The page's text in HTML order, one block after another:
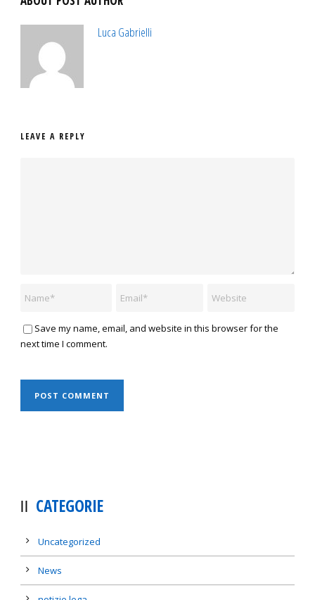
Luca Gabrielli
LEAVE A REPLY
Save my name, email, and website in this browser for the
next time I comment.
CATEGORIE
Uncategorized
News